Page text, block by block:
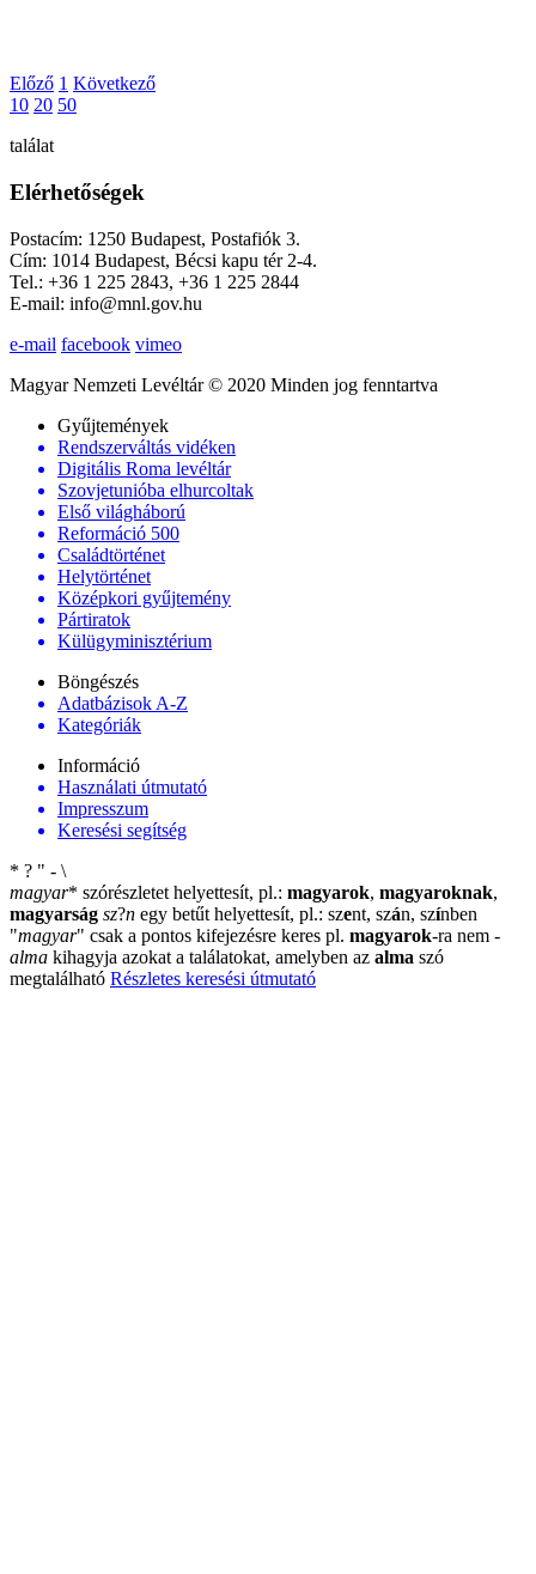
Előző 1 Következő
10 20 50
találat
Elérhetőségek
Postacím: 1250 Budapest, Postafiók 3.
Cím: 1014 Budapest, Bécsi kapu tér 2-4.
Tel.: +36 1 225 2843, +36 1 225 2844
E-mail: info@mnl.gov.hu
e-mail facebook vimeo
Magyar Nemzeti Levéltár © 2020 Minden jog fenntartva
Gyűjtemények
Rendszerváltás vidéken
Digitális Roma levéltár
Szovjetunióba elhurcoltak
Első világháború
Reformáció 500
Családtörténet
Helytörténet
Középkori gyűjtemény
Pártiratok
Külügyminisztérium
Böngészés
Adatbázisok A-Z
Kategóriák
Információ
Használati útmutató
Impresszum
Keresési segítség
* ? " - \
magyar* szórészletet helyettesít, pl.: magyarok, magyaroknak,
magyarság sz?n egy betűt helyettesít, pl.: szent, szán, színben
"magyar" csak a pontos kifejezésre keres pl. magyarok-ra nem -
alma kihagyja azokat a találatokat, amelyben az alma szó
megtalálható Részletes keresési útmutató